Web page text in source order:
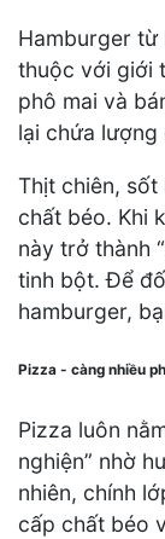
Hamburger từ
thuộc với giới
phô mai và
lại chứa lượng
Thịt chiên, sốt
chất béo. Khi
này trở thành
tinh bột. Để
hamburger,
Pizza - càng nhiều
Pizza luôn
nghiện” nhờ
nhiên, chính
cấp chất béo